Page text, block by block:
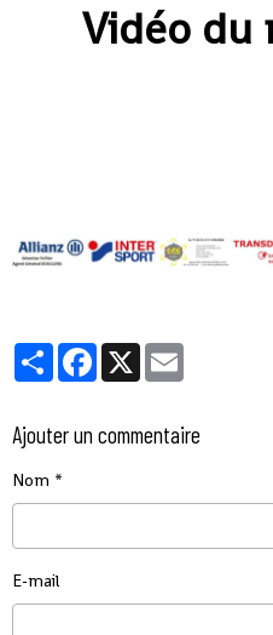
Vidéo du
PartagerFacebook
X
Ajouter un commentaire
Nom
E-mail